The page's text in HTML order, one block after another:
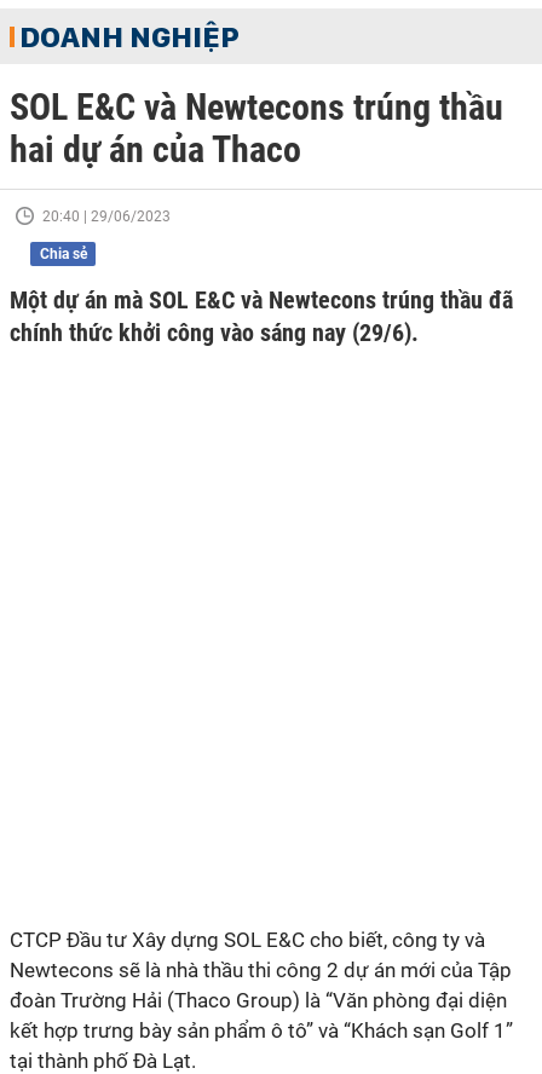
DOANH NGHIỆP
SOL E&C và Newtecons trúng thầu
hai dự án của Thaco
20:40 | 29/06/2023
Chia sẻ
Một dự án mà SOL E&C và Newtecons trúng thầu đã
chính thức khởi công vào sáng nay (29/6).
CTCP Đầu tư Xây dựng SOL E&C cho biết, công ty và
Newtecons sẽ là nhà thầu thi công 2 dự án mới của Tập
đoàn Trường Hải (Thaco Group) là “Văn phòng đại diện
kết hợp trưng bày sản phẩm ô tô” và “Khách sạn Golf 1”
tại thành phố Đà Lạt.